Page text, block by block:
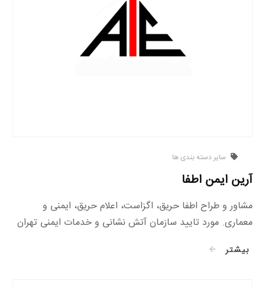
سایر دسته بندی ها
آرین ایمن اطفا
مشاور و طراح اطفا حریق، اگزاست، اعلام حریق، ایمنی و
معماری. مورد تایید سازمان آتش نشانی و خدمات ایمنی تهران
بیشتر